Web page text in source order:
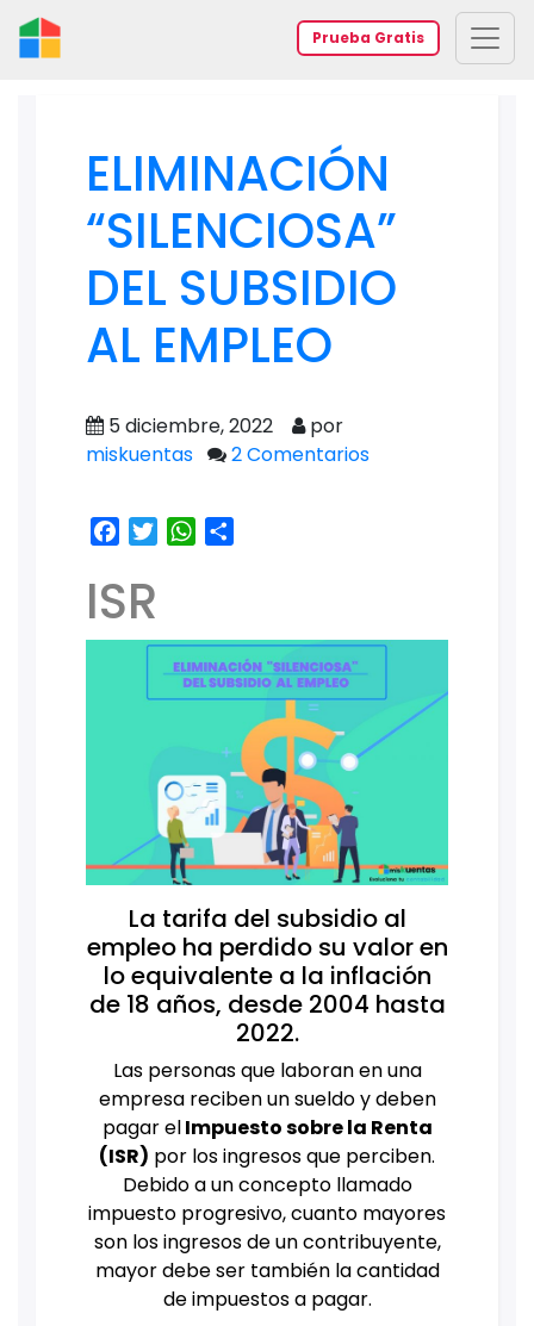
Prueba Gratis
ELIMINACIÓN
“SILENCIOSA”
DEL SUBSIDIO
AL EMPLEO
5 diciembre, 2022
por
miskuentas
2 Comentarios
Facebook
TwitterWhatsApp
ISR
La tarifa del subsidio al
empleo ha perdido su valor en
lo equivalente a la inflación
de 18 años, desde 2004 hasta
2022.
Las personas que laboran en una
empresa reciben un sueldo y deben
pagar elImpuesto sobre la Renta
(ISR) por los ingresos que perciben.
Debido a un concepto llamado
impuesto progresivo, cuanto mayores
son los ingresos de un contribuyente,
mayor debe ser también la cantidad
de impuestos a pagar.